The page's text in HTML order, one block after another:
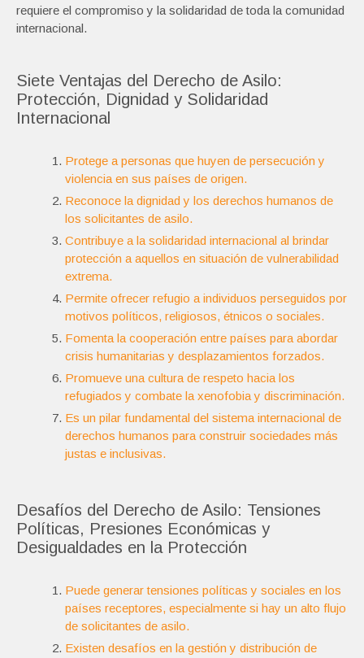
requiere el compromiso y la solidaridad de toda la comunidad
internacional.
Siete Ventajas del Derecho de Asilo:
Protección, Dignidad y Solidaridad
Internacional
Protege a personas que huyen de persecución y
violencia en sus países de origen.
Reconoce la dignidad y los derechos humanos de
los solicitantes de asilo.
Contribuye a la solidaridad internacional al brindar
protección a aquellos en situación de vulnerabilidad
extrema.
Permite ofrecer refugio a individuos perseguidos por
motivos políticos, religiosos, étnicos o sociales.
Fomenta la cooperación entre países para abordar
crisis humanitarias y desplazamientos forzados.
Promueve una cultura de respeto hacia los
refugiados y combate la xenofobia y discriminación.
Es un pilar fundamental del sistema internacional de
derechos humanos para construir sociedades más
justas e inclusivas.
Desafíos del Derecho de Asilo: Tensiones
Políticas, Presiones Económicas y
Desigualdades en la Protección
Puede generar tensiones políticas y sociales en los
países receptores, especialmente si hay un alto flujo
de solicitantes de asilo.
Existen desafíos en la gestión y distribución de